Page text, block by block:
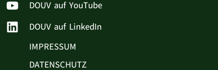
DOUV auf YouTube
DOUV auf LinkedIn
IMPRESSUM
DATENSCHUTZ